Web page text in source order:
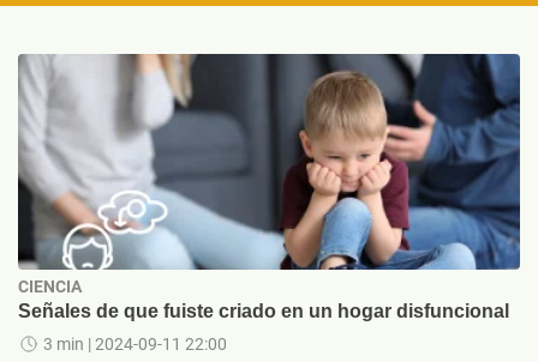
CIENCIA
Señales de que fuiste criado en un hogar disfuncional
3 min | 2024-09-11 22:00